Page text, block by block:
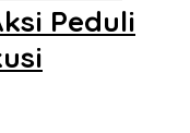
Peduli